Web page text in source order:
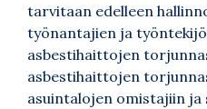
tarvitaan edelleen
työnantajien ja
asbestihaittojen
asbestihaittojen
asuintalojen omistajiin ja